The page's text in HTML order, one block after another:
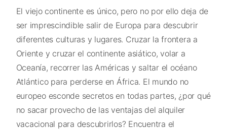
Apartamentos en Santa Marta
El viejo continente es único, pero no por ello deja de
ser imprescindible salir de Europa para descubrir
diferentes culturas y lugares. Cruzar la frontera a
Oriente y cruzar el continente asiático, volar a
Oceanía, recorrer las Américas y saltar el océano
Atlántico para perderse en África. El mundo no
europeo esconde secretos en todas partes, ¿por qué
no sacar provecho de las ventajas del alquiler
vacacional para descubrirlos? Encuentra el